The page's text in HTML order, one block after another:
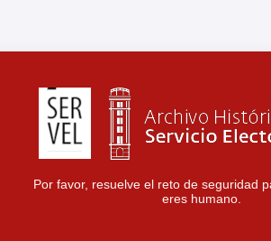
Por favor, resuelve el reto de seguridad
eres humano.